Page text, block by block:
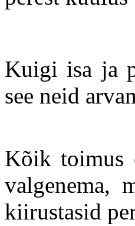
Kuigi isa ja
see neid
Kõik toimus
valgenema,
kiirustasid